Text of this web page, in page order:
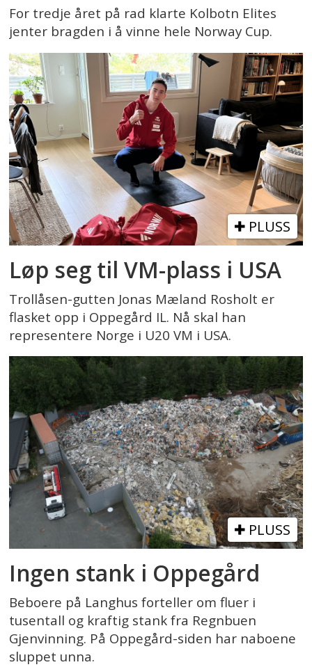
For tredje året på rad klarte Kolbotn Elites
jenter bragden i å vinne hele Norway Cup.
PLUSS
Løp seg til VM-plass i USA
Trollåsen-gutten Jonas Mæland Rosholt er
flasket opp i Oppegård IL. Nå skal han
representere Norge i U20 VM i USA.
PLUSS
Ingen stank i Oppegård
Beboere på Langhus forteller om fluer i
tusentall og kraftig stank fra Regnbuen
Gjenvinning. På Oppegård-siden har naboene
sluppet unna.